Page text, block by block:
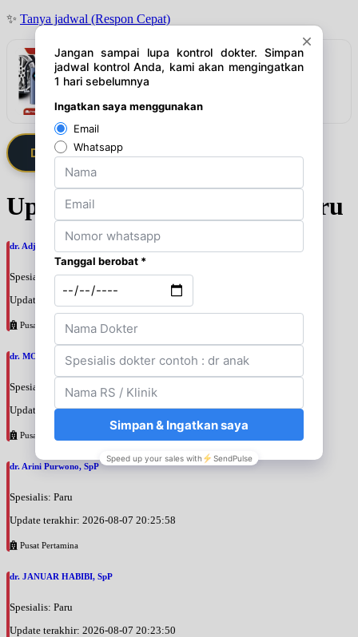
✨ Tanya jadwal (Respon Cepat)
Rekomendasi
SOLUSI DARURAT PENGISIAN ANGIN DI
JALAN!
Lihat detail & harga →
Daftarkan Saya via Member VIP
Update Jadwal Dokter terbaru
dr. Adji Suprajitno, SpPD
Spesialis: Penyakit Dalam
Update terakhir: 2026-08-07 20:37:59
Pusat Pertamina
dr. MOCHAMAD PASHA, SpPD
Spesialis: Penyakit Dalam
Update terakhir: 2026-08-07 20:35:45
Pusat Pertamina
dr. Arini Purwono, SpP
Spesialis: Paru
Update terakhir: 2026-08-07 20:25:58
Pusat Pertamina
dr. JANUAR HABIBI, SpP
Spesialis: Paru
Update terakhir: 2026-08-07 20:23:50